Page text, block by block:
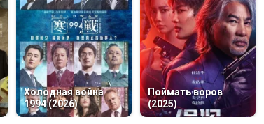
Холодная война
1994 (2026)
Поймать воров
(2025)